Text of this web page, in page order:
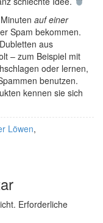
auf einer
Spam bekommen.
aus
– zum Beispiel mit
oder lernen,
benutzen.
kennen sie sich
Löwen,
Erforderliche